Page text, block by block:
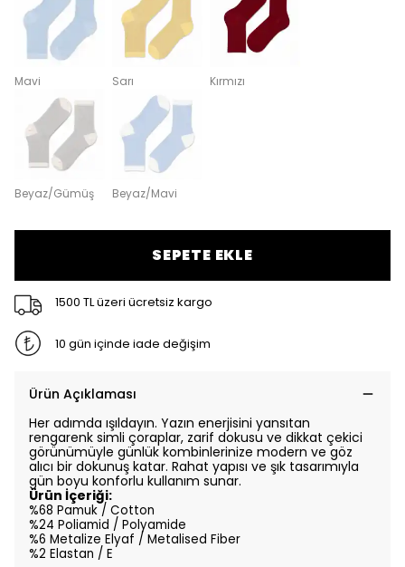
Mavi Sarı Kırmızı
Beyaz/Gümüş Beyaz/Mavi
SEPETE EKLE
1500 TL üzeri ücretsiz kargo
10 gün içinde iade değişim
Ürün Açıklaması
Her adımda ışıldayın. Yazın enerjisini yansıtan
rengarenk simli çoraplar, zarif dokusu ve dikkat çekici
görünümüyle günlük kombinlerinize modern ve göz
alıcı bir dokunuş katar. Rahat yapısı ve şık tasarımıyla
gün boyu konforlu kullanım sunar.
Ürün İçeriği:
%68 Pamuk / Cotton
%24 Poliamid / Polyamide
%6 Metalize Elyaf / Metalised Fiber
%2 Elastan / E